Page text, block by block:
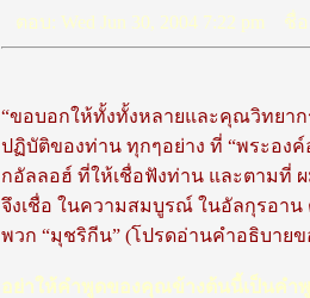
ตอบ: Wed Jun 30, 2004 7:22 pm ชื่อ
“ขอบอกให้ทั้งทั้งหลายและคุณวิทยาก
ปฏิบัติของท่าน ทุกๆอย่าง ที่ “พระองค์
กอัลลอฮ์ ที่ให้เชื่อฟังท่าน และตามที่
จึงเชื่อ ในความสมบูรณ์ ในอัลกุรอาน
พวก “มุชริกีน” (โปรดอ่านคำอธิบายข
อย่าให้คำพูดของคุณข้างต้นนี้เป็นคำ